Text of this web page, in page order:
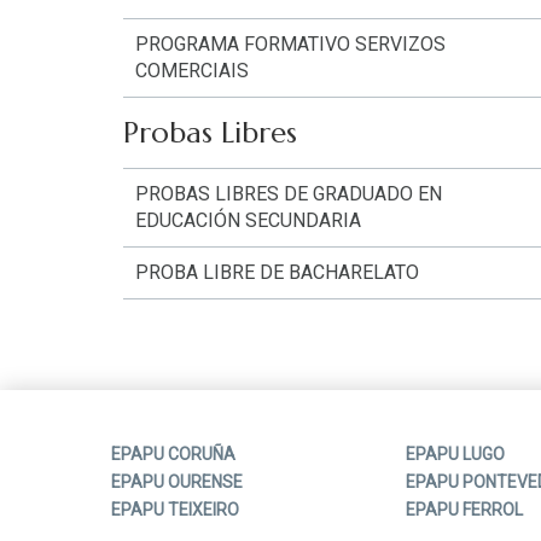
PROGRAMA FORMATIVO SERVIZOS
COMERCIAIS
Probas Libres
PROBAS LIBRES DE GRADUADO EN
EDUCACIÓN SECUNDARIA
PROBA LIBRE DE BACHARELATO
EPAPU CORUÑA
EPAPU LUGO
EPAPU OURENSE
EPAPU
EPAPU TEIXEIRO
EPAPU FERROL